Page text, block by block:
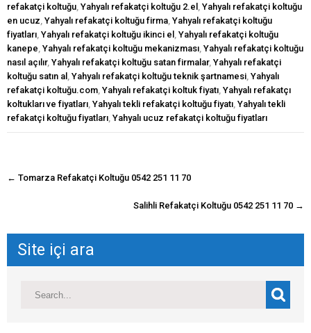
refakatçi koltuğu Yahyalı refakatçi koltuğu 2.el
Yahyalı refakatçi koltuğu
en ucuz Yahyalı refakatçi koltuğu firma Yahyalı refakatçi koltuğu
fiyatları Yahyalı refakatçi koltuğu ikinci el
Yahyalı refakatçi koltuğu
kanepe Yahyalı refakatçi koltuğu mekanizması Yahyalı refakatçi koltuğu
nasıl açılır, Yahyalı refakatçi koltuğu satan firmalar, Yahyalı refakatçi
koltuğu satın al Yahyalı refakatçi koltuğu teknik şartnamesi Yahyalı
refakatçi koltuğu.com Yahyalı refakatçi koltuk fiyatı Yahyalı refakatçı
koltukları ve fiyatları Yahyalı tekli refakatçi koltuğu fiyatı Yahyalı tekli
refakatçi koltuğu fiyatları Yahyalı ucuz refakatçi koltuğu fiyatları
navigasyon
← Tomarza Refakatçi Koltuğu 0542 251 11 70
Salihli Refakatçi Koltuğu 0542 251 11 70 →
Site içi ara